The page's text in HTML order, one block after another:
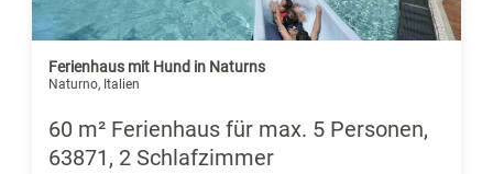
Ferienhaus mit Hund in Naturns
Naturno, Italien
60 m² Ferienhaus für max. 5 Personen,
63871, 2 Schlafzimmer